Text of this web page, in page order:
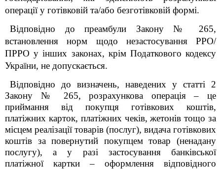
операції у готівковій та/або безготівковій формі.
Відповідно до преамбули Закону № 265,
встановлення норм щодо незастосування РРО/
ПРРО у інших законах, крім Податкового кодексу
України, не допускається.
Відповідно до визначень, наведених у статті 2
Закону № 265, розрахункова операція – це
приймання від покупця готівкових коштів,
платіжних карток, платіжних чеків, жетонів тощо за
місцем реалізації товарів (послуг), видача готівкових
коштів за повернутий покупцем товар (ненадану
послугу), а у разі застосування банківської
платіжної картки – оформлення відповідного